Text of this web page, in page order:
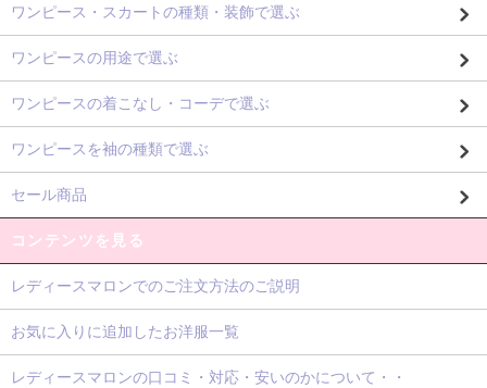
ワンピース・スカートの種類・装飾で選ぶ
ワンピースの用途で選ぶ
ワンピースの着こなし・コーデで選ぶ
ワンピースを袖の種類で選ぶ
セール商品
コンテンツを見る
レディースマロンでのご注文方法のご説明
お気に入りに追加したお洋服一覧
レディースマロンの口コミ・対応・安いのかについて・・